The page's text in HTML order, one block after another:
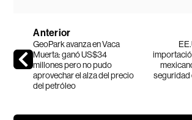
Anterior
GeoPark avanza en Vaca
Muerta: ganó US$34
millones pero no pudo
aprovechar el alza del precio
del petróleo
seguridad